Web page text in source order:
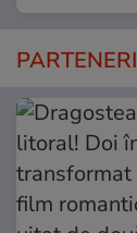
PARTENERI